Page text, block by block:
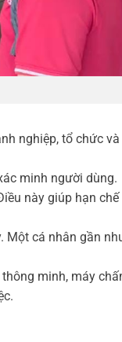
nghiệp, tổ chức
minh người dùng.
này giúp hạn chế
Một cá nhân gần
minh, máy